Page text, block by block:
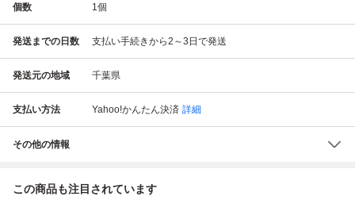
個数 1個
発送までの日数 支払い手続きから2～3日で発送
発送元の地域 千葉県
支払い方法 Yahoo!かんたん決済 詳細
その他の情報
この商品も注目されています